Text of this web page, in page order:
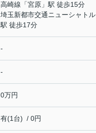
高崎線 「宮原 」駅 徒歩15分
埼玉新都市交通ニューシャトル
駅 徒歩17分
-
-
0万円
有(1台) / 0円